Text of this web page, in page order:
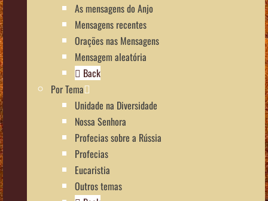
As mensagens do Anjo
Mensagens recentes
Orações nas Mensagens
Mensagem aleatória
Back
Por Tema
Unidade na Diversidade
Nossa Senhora
Profecias sobre a Rússia
Profecias
Eucaristia
Outros temas